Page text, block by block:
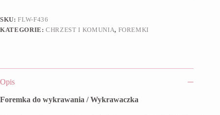
SKU:FLW-F436
KATEGORIE:CHRZEST I KOMUNIA, FOREMKI
Opis
Foremka do wykrawania / Wykrawaczka